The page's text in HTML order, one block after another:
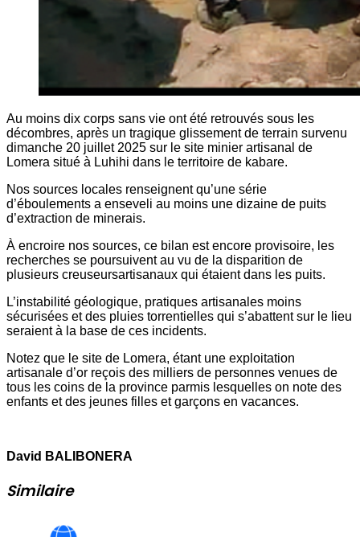
Au moins dix corps sans vie ont été retrouvés sous les
décombres, après un tragique glissement de terrain survenu
dimanche 20 juillet 2025 sur le site minier artisanal de
Lomera situé à Luhihi dans le territoire de kabare.
Nos sources locales renseignent qu’une série
d’éboulements a enseveli au moins une dizaine de puits
d’extraction de minerais.
À encroire nos sources, ce bilan est encore provisoire, les
recherches se poursuivent au vu de la disparition de
plusieurs creuseursartisanaux qui étaient dans les puits.
L’instabilité géologique, pratiques artisanales moins
sécurisées et des pluies torrentielles qui s’abattent sur le lieu
seraient à la base de ces incidents.
Notez que le site de Lomera, étant une exploitation
artisanale d’or reçois des milliers de personnes venues de
tous les coins de la province parmis lesquelles on note des
enfants et des jeunes filles et garçons en vacances.
David BALIBONERA
Similaire